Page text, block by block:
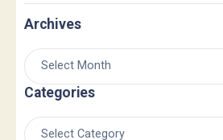
Archives
Categories